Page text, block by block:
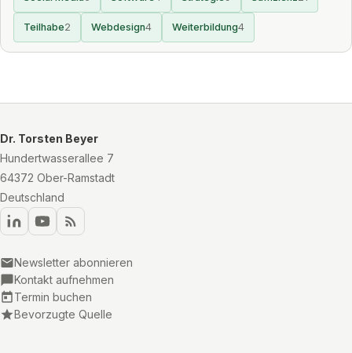
Teilhabe2 Webdesign4 Weiterbildung4
Dr. Torsten Beyer
Hundertwasserallee 7
64372 Ober-Ramstadt
Deutschland
Newsletter abonnieren
Kontakt aufnehmen
Termin buchen
Bevorzugte Quelle